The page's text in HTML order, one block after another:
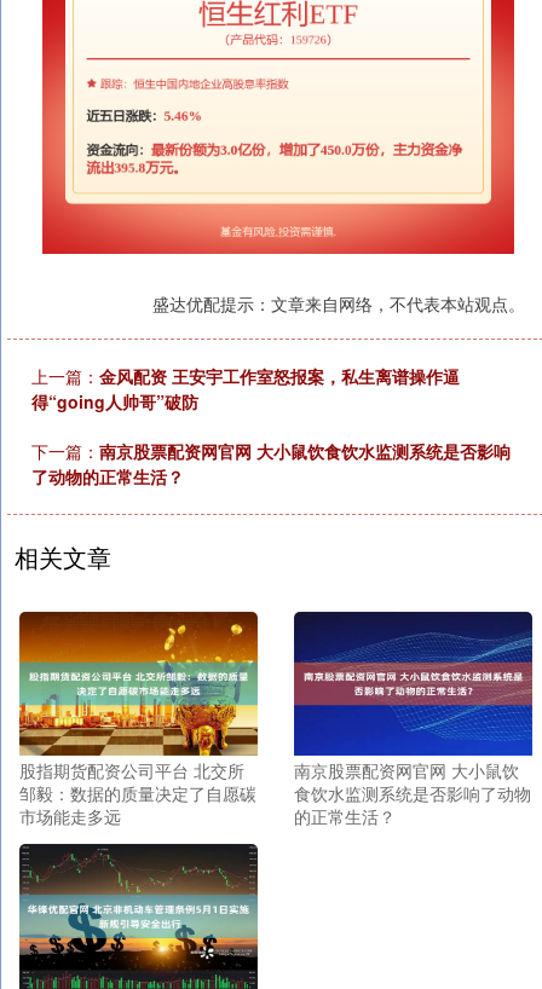
盛达优配提示：文章来自网络，不代表本站观点。
上一篇： 金风配资 王安宇工作室怒报案，私生离谱操作逼
得“going人帅哥”破防
下一篇： 南京股票配资网官网 大小鼠饮食饮水监测系统是否影响
了动物的正常生活？
相关文章
股指期货配资公司平台 北交所
邹毅：数据的质量决定了自愿碳
市场能走多远
南京股票配资网官网 大小鼠饮
食饮水监测系统是否影响了动物
的正常生活？